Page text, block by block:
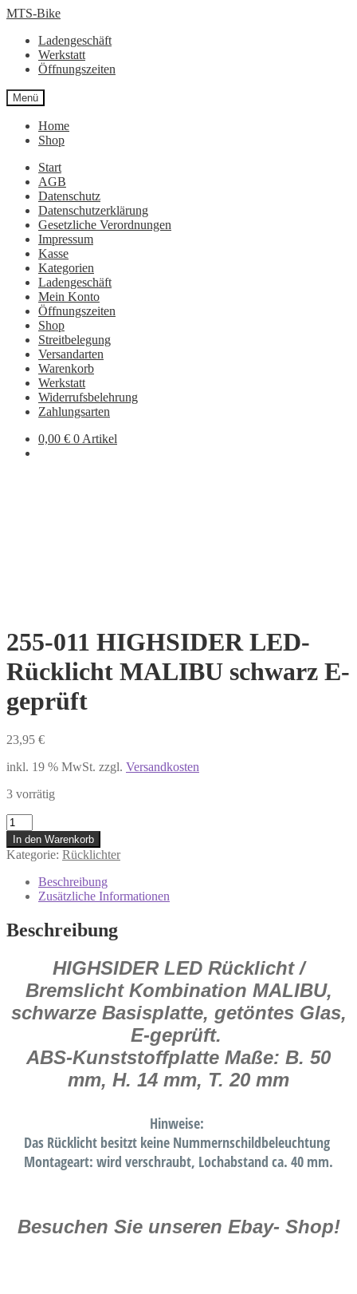
Zur
springen
Zum
springen
MTS-Bike
Ladengeschäft
Werkstatt
Öffnungszeiten
Menü
Home
Shop
Start
AGB
Datenschutz
Datenschutzerklärung
Gesetzliche Verordnungen
Impressum
Kasse
Kategorien
Ladengeschäft
Mein Konto
Öffnungszeiten
Shop
Streitbelegung
Versandarten
Warenkorb
Werkstatt
Widerrufsbelehrung
Zahlungsarten
0,00 € 0 Artikel
255-011 HIGHSIDER LED-
Rücklicht MALIBU schwarz E-
geprüft
23,95 €
inkl. 19 % MwSt. zzgl. Versandkosten
3 vorrätig
255-
011
HIGHSIDER
LED-
Rücklicht
MALIBU
schwarz
E-
geprüft
In den Warenkorb
Kategorie: Rücklichter
Beschreibung
Zusätzliche Informationen
Beschreibung
HIGHSIDER LED Rücklicht /
Bremslicht Kombination MALIBU,
schwarze Basisplatte, getöntes Glas,
E-geprüft.
ABS-Kunststoffplatte Maße: B. 50
mm, H. 14 mm, T. 20 mm
Hinweise:
Das Rücklicht besitzt keine Nummernschildbeleuchtung
Montageart: wird verschraubt, Lochabstand ca. 40 mm.
Besuchen Sie unseren Ebay- Shop!